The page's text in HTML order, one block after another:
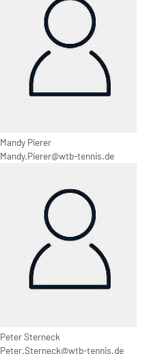
Mandy Pierer
Mandy.Pierer@wtb-tennis.de
Peter Sterneck
Peter.Sterneck@wtb-tennis.de